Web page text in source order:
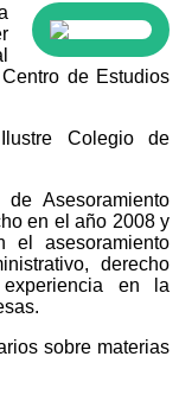
de Estudios
Colegio de
Asesoramiento
en el año 2008 y
el asesoramiento
derecho
en la
sobre materias